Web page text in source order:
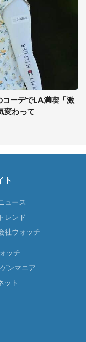
ーデでLA満喫「激
変わって
ト
ュース
レンド
社ウォッチ
ッチ
ンマニア
ット